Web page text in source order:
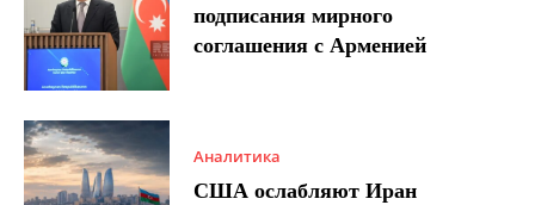
подписания мирного
соглашения с Арменией
Аналитика
США ослабляют Иран